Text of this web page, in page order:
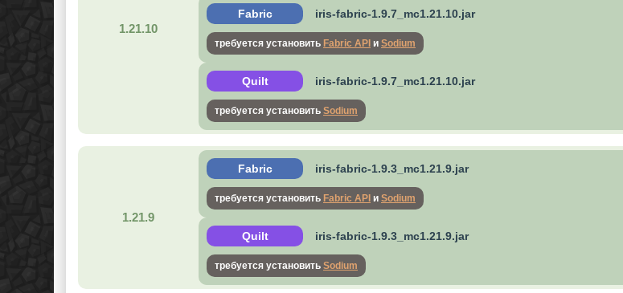
1.21.10
Fabric iris-fabric-1.9.7_mc1.21.10.jar
требуется установить Fabric API и Sodium
Quilt iris-fabric-1.9.7_mc1.21.10.jar
требуется установить Sodium
1.21.9
Fabric iris-fabric-1.9.3_mc1.21.9.jar
требуется установить Fabric API и Sodium
Quilt iris-fabric-1.9.3_mc1.21.9.jar
требуется установить Sodium